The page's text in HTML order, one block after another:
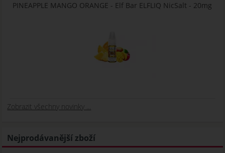
PINEAPPLE MANGO ORANGE - Elf Bar ELFLIQ NicSalt - 20mg
Zobrazit všechny novinky ...
Nejprodávanější zboží